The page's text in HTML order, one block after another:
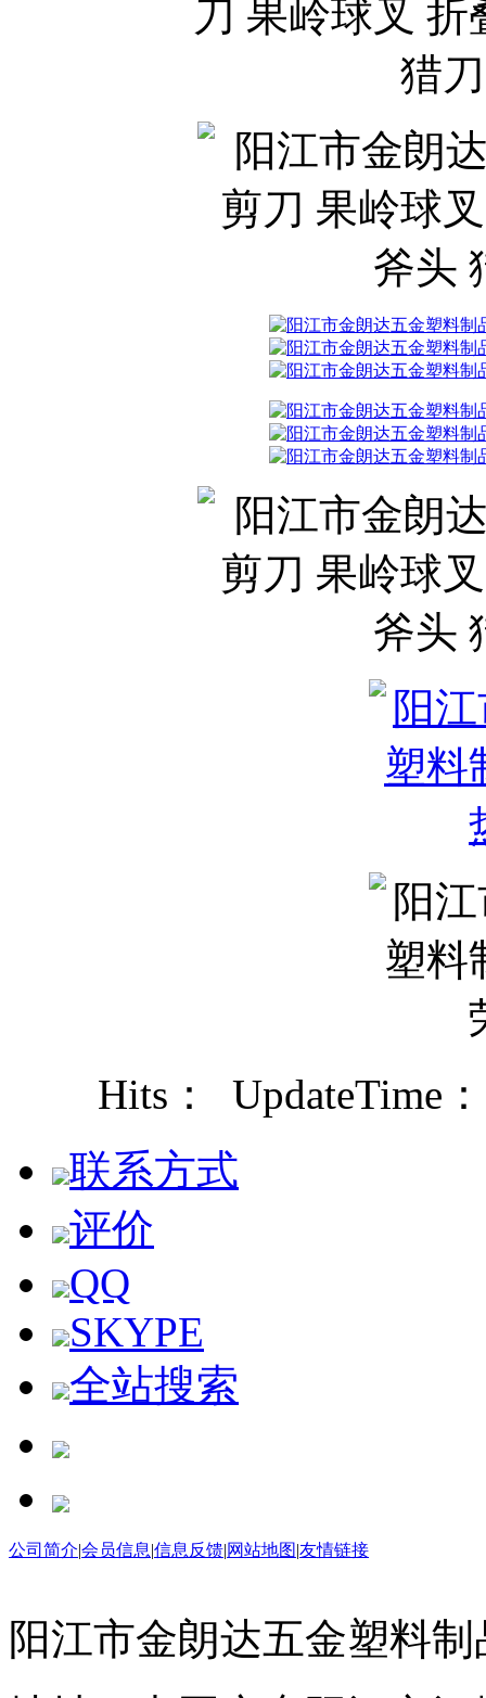
Hits：
UpdateTime
联系方式
评价
QQ
SKYPE
全站搜索
公司简介|会员信息|信息反馈|网站地图|友情链接
阳江市金朗达五金塑料